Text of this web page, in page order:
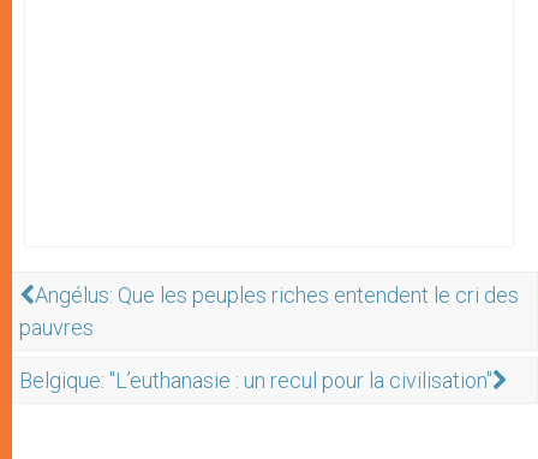
Angélus: Que les peuples riches entendent le cri des
pauvres
Belgique: "L’euthanasie : un recul pour la civilisation"